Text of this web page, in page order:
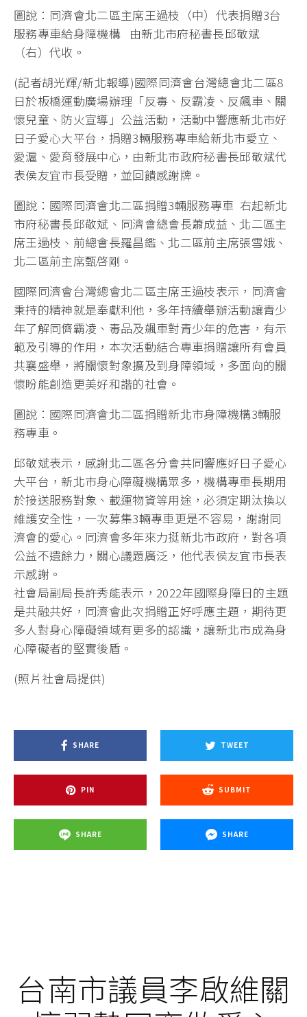
圖說：同濟會北二區主席王過枝（中）代表捐贈3台
服務專車給身障機構 由新北市府秘書長邱敬斌
（右）代收。
(記者胡光輝/新北報導)國際同濟會台灣總會北二區8
日於板橋運動廣場辦理「反毒、反霸凌、反飆車、關
懷兒童、防火宣導」公益活動，活動中響應新北市好
日子愛心大平台，捐贈3輛服務專車給新北市愛立、
愛滬、愛育發展中心，由新北市政府秘書長邱敬斌代
表侯友宜市長受贈，並回饋感謝牌。
圖說：國際同濟會北二區捐贈3輛服務專車 右起新北
市府秘書長邱敬斌、同濟會總會長蕭成益、北二區主
席王過枝、前總會長羅昌鑑、北二區前主席張雪娥、
北二區前主席甄啓剛。
國際同濟會台灣總會北二區主席王過枝表示，同濟會
秉持的精神就是奉獻利他，多年持續舉辦活動讓青少
年了解同儕霸凌、毒品及飆車對青少年的危害，有示
範及引導的作用，本次活動結合專車捐贈讓所有會員
共襄盛舉，將關懷對象擴及到身障領域，多面向的關
懷盼能創造更美好和諧的社會。
圖說：國際同濟會北二區捐贈新北市身障機構3輛服
務專車。
邱敬斌表示，感謝北二區各分會共同響應好日子愛心
大平台，新北市身心障礙機構眾多，機構專車長期用
於接送服務對象、載運物資等用途，必須定期汰換以
維護安全性，一次募集3輛專車更是不容易，謝謝同
濟會的愛心。同濟會多年來力挺新北市政府，對各項
公益不遺餘力，關心議題廣泛，他代表侯友宜市長表
示感謝。
社會局副局長許秀能表示，2022年國際身障日的主題
是共融共好，同濟會此次捐贈正好呼應主題，期待更
多人對身心障礙領域有更多的認識，讓新北市成為身
心障礙者的堅實後盾。
(照片社會局提供)
SHARE TWEET
PIN SUBMIT
SHARE SHARE
台南市議員李啟維關